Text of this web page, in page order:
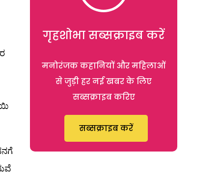
गृहशोभा सब्सक्राइब करें
मनोरंजक कहानियों और महिलाओं
से जुड़ी हर नई खबर के लिए
सब्सक्राइब करिए
सब्सक्राइब करें